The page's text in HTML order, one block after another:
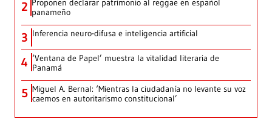
2 Proponen declarar patrimonio al reggae en español
panameño
3 Inferencia neuro-difusa e inteligencia artificial
4 ‘Ventana de Papel’ muestra la vitalidad literaria de
Panamá
5 Miguel A. Bernal: ‘Mientras la ciudadanía no levante su voz
caemos en autoritarismo constitucional’